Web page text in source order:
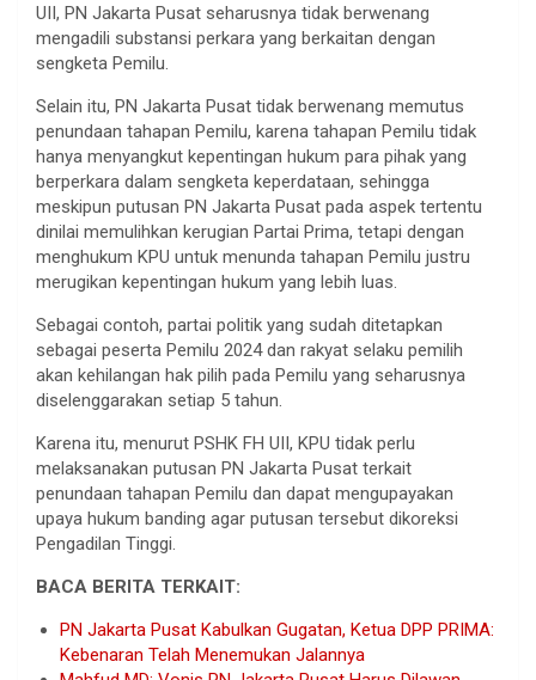
UII, PN Jakarta Pusat seharusnya tidak berwenang
mengadili substansi perkara yang berkaitan dengan
sengketa Pemilu.
Selain itu, PN Jakarta Pusat tidak berwenang memutus
penundaan tahapan Pemilu, karena tahapan Pemilu tidak
hanya menyangkut kepentingan hukum para pihak yang
berperkara dalam sengketa keperdataan, sehingga
meskipun putusan PN Jakarta Pusat pada aspek tertentu
dinilai memulihkan kerugian Partai Prima, tetapi dengan
menghukum KPU untuk menunda tahapan Pemilu justru
merugikan kepentingan hukum yang lebih luas.
Sebagai contoh, partai politik yang sudah ditetapkan
sebagai peserta Pemilu 2024 dan rakyat selaku pemilih
akan kehilangan hak pilih pada Pemilu yang seharusnya
diselenggarakan setiap 5 tahun.
Karena itu, menurut PSHK FH UII, KPU tidak perlu
melaksanakan putusan PN Jakarta Pusat terkait
penundaan tahapan Pemilu dan dapat mengupayakan
upaya hukum banding agar putusan tersebut dikoreksi
Pengadilan Tinggi.
BACA BERITA TERKAIT:
PN Jakarta Pusat Kabulkan Gugatan, Ketua DPP PRIMA:
Kebenaran Telah Menemukan Jalannya